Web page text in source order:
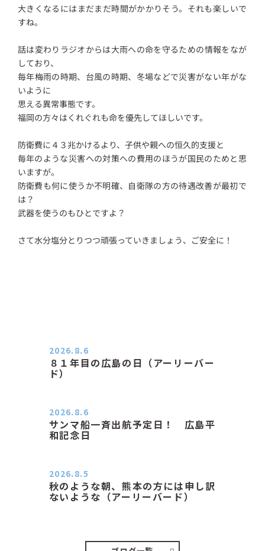
大きくなるにはまだまだ時間がかかりそう。それも楽しいで
すね。
話は変わりラジオからは大雨への命を守るための情報をなが
しており、
毎年梅雨の時期、台風の時期、冬場などで災害がない年がな
いように
思える異常事態です。
福岡の方々はくれぐれも命を優先してほしいです。
防衛費に４３兆かけるより、子供や親への恒久的支援と
毎年のような災害への対策への費用のほうが国民のためと思
いますが。
防衛費も何に使うか不明確、自衛隊の方の待遇改善が最初で
は？
武器を使うのもひとですよ？
さて水分塩分とりつつ頑張っていきましょう、ご安全に！
８１年目の広島の日（アーリーバー
ド）
2026.8.6
サンマ船一斉出航予定日！ 広島平
和記念日
2026.8.6
秋のような朝、熊本の方には申し訳
ないような（アーリーバード）
2026.8.5